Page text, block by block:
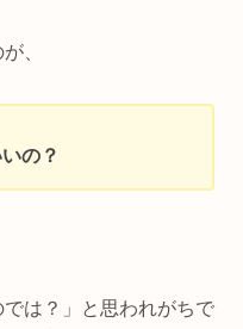
、
の？
では？」と思われがちで